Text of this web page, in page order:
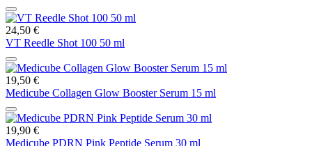
24,50 €
VT Reedle Shot 100 50 ml
19,50 €
Medicube Collagen Glow Booster Serum 15 ml
19,90 €
Medicube PDRN Pink Peptide Serum 30 ml